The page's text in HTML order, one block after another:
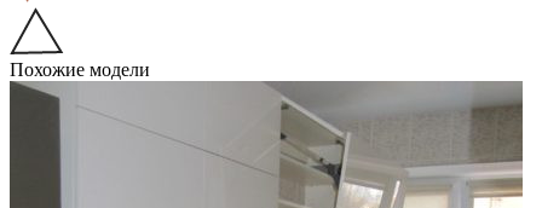
Похожие модели